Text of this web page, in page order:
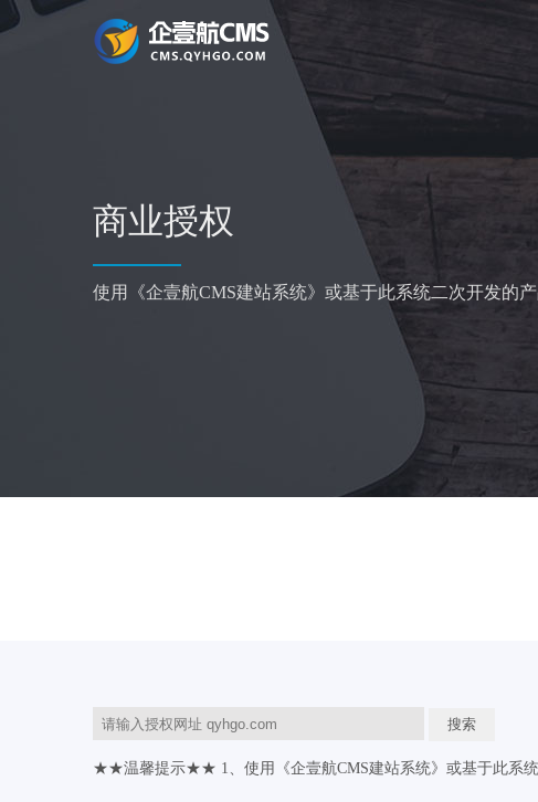
商业授权
使用《企壹航CMS建站系统》或基于此系统二次开发的
★★温馨提示★★ 1、使用《企壹航CMS建站系统》或基于此系统